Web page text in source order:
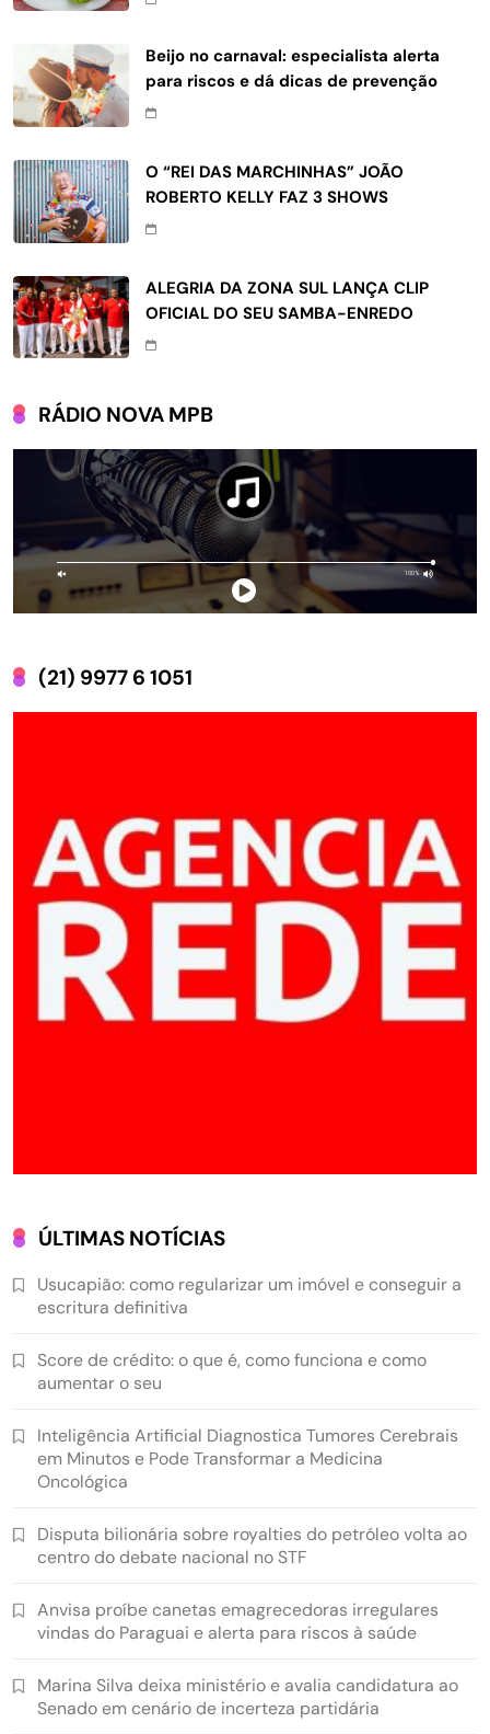
Beijo no carnaval: especialista alerta
para riscos e dá dicas de prevenção
O “REI DAS MARCHINHAS” JOÃO
ROBERTO KELLY FAZ 3 SHOWS
ALEGRIA DA ZONA SUL LANÇA CLIP
OFICIAL DO SEU SAMBA-ENREDO
RÁDIO NOVA MPB
(21) 9977 6 1051
ÚLTIMAS NOTÍCIAS
Usucapião: como regularizar um imóvel e conseguir a
escritura definitiva
Score de crédito: o que é, como funciona e como
aumentar o seu
Inteligência Artificial Diagnostica Tumores Cerebrais
em Minutos e Pode Transformar a Medicina
Oncológica
Disputa bilionária sobre royalties do petróleo volta ao
centro do debate nacional no STF
Anvisa proíbe canetas emagrecedoras irregulares
vindas do Paraguai e alerta para riscos à saúde
Marina Silva deixa ministério e avalia candidatura ao
Senado em cenário de incerteza partidária